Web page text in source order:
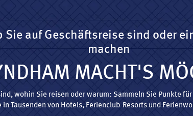
Sie auf Geschäftsreise sind oder
machen
MACHT'S
wohin Sie reisen oder warum: Sammeln Sie Punkte
in Tausenden von Hotels, Ferienclub-Resorts und